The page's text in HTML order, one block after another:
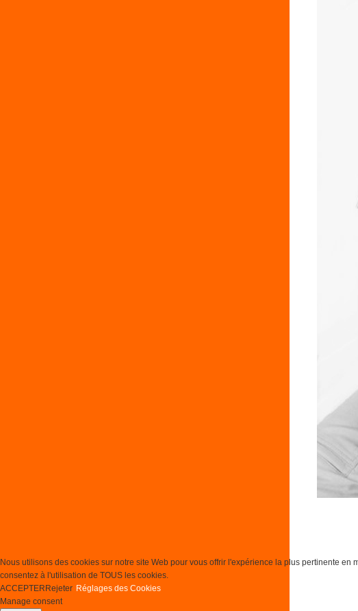
Nous utilisons des cookies sur notre site Web pour vous offrir l'expérience la plus pertinente
consentez à l'utilisation de TOUS les cookies.
ACCEPTER Rejeter Réglages des Cookies
Manage consent